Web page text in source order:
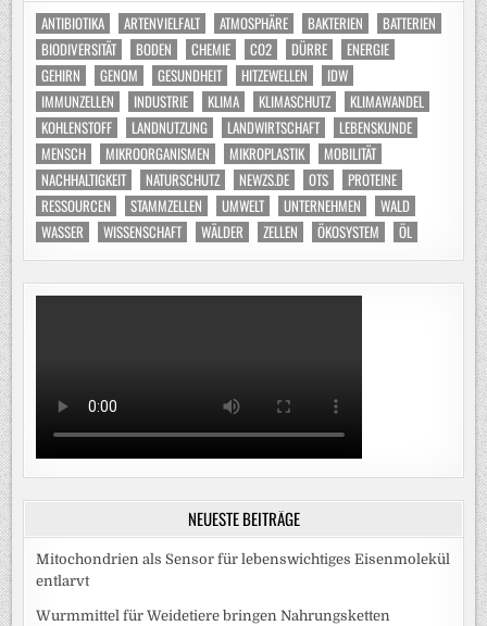
ANTIBIOTIKA ARTENVIELFALT ATMOSPHÄRE BAKTERIEN
BATTERIEN
BIODIVERSITÄT
BODEN CHEMIE CO2 DÜRRE
ENERGIE
GEHIRN
GENOM GESUNDHEIT HITZEWELLEN
IDW
IMMUNZELLEN
INDUSTRIE KLIMA KLIMASCHUTZ
KLIMAWANDEL
KOHLENSTOFF
LANDNUTZUNG LANDWIRTSCHAFT
LEBENSKUNDE
MENSCH
MIKROORGANISMEN MIKROPLASTIK
MOBILITÄT
NACHHALTIGKEIT
NATURSCHUTZ NEWZS.DE OTS
PROTEINE
RESSOURCEN
STAMMZELLEN UMWELT UNTERNEHMEN
WALD
WASSER
WISSENSCHAFT WÄLDER ZELLEN ÖKOSYSTEM ÖL
NEUESTE BEITRÄGE
Mitochondrien als Sensor für lebenswichtiges Eisenmolekül
entlarvt
Wurmmittel für Weidetiere bringen Nahrungsketten